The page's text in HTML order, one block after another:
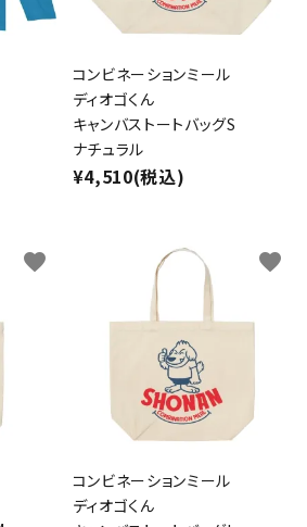
コンビネーションミール
ディオゴくん
キャンバストートバッグS
ナチュラル
¥4,510(税込)
favorite
コンビネーションミール
ディオゴくん
favorite
検索する